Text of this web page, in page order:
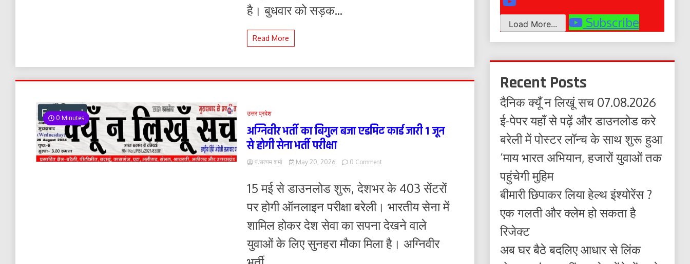
—
है। बुधवार को सड़क...
Read More
0 Minutes
उत्तर प्रदेश
अग्निवीर भर्ती का बिगुल बजा एडमिट कार्ड जारी 1 जून
से होगी सेना भर्ती परीक्षा
पं.सत्यम शर्मा May 20, 2026 0 Commenton
भर्ती
का
बजा
एडमिट
कार्ड
जारी
15 मई से डाउनलोड शुरू, देशभर के 403 सेंटरों
पर होगी ऑनलाइन परीक्षा बरेली। भारतीय सेना में
शामिल होकर देश सेवा का सपना देखने वाले
युवाओं के लिए सुनहरा मौका मिला है। अग्निवीर
Load More... Subscribe
Recent Posts
दैनिक क्यूँ न लिखूं सच 07.08.2026
ई-पेपर यहाँ से पढ़ें और डाउनलोड करे
बरेली में पोस्टर लॉन्च के साथ शुरू हुआ
‘माय भारत अभियान, हजारों युवाओं तक
पहुंचेगी मुहिम
बीमारी छिपाकर लिया हेल्थ इंश्योरेंस ?
एक गलती और क्लेम हो सकता है
रिजेक्ट
अब घर बैठे बदलिए आधार से लिंक